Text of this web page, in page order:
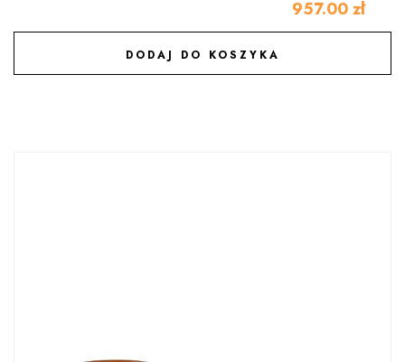
957.00 zł
DODAJ DO KOSZYKA
DODAJ DO ULUBIONYCH